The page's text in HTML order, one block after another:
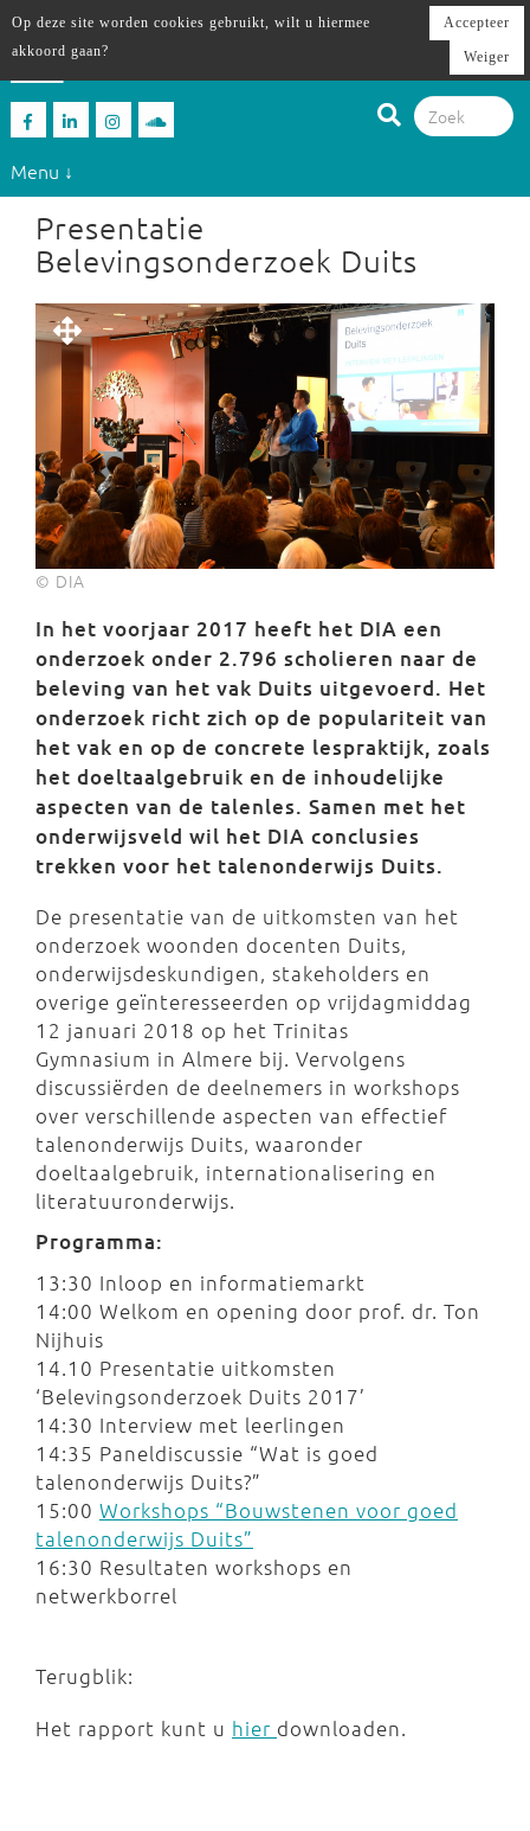
Menu ↓
Presentatie
Belevingsonderzoek Duits
© DIA
In het voorjaar 2017 heeft het DIA een
onderzoek onder 2.796 scholieren naar de
beleving van het vak Duits uitgevoerd. Het
onderzoek richt zich op de populariteit van
het vak en op de concrete lespraktijk, zoals
het doeltaalgebruik en de inhoudelijke
aspecten van de talenles. Samen met het
onderwijsveld wil het DIA conclusies
trekken voor het talenonderwijs Duits.
De presentatie van de uitkomsten van het
onderzoek woonden docenten Duits,
onderwijsdeskundigen, stakeholders en
overige geïnteresseerden op vrijdagmiddag
12 januari 2018 op het Trinitas
Gymnasium in Almere bij. Vervolgens
discussiërden de deelnemers in workshops
over verschillende aspecten van effectief
talenonderwijs Duits, waaronder
doeltaalgebruik, internationalisering en
literatuuronderwijs.
Programma:
13:30 Inloop en informatiemarkt
14:00 Welkom en opening door prof. dr. Ton
Nijhuis
14.10 Presentatie uitkomsten
‘Belevingsonderzoek Duits 2017’
14:30 Interview met leerlingen
14:35 Paneldiscussie “Wat is goed
talenonderwijs Duits?”
15:00 Workshops “Bouwstenen voor goed
talenonderwijs Duits”
16:30 Resultaten workshops en
netwerkborrel
Terugblik:
Het rapport kunt u hier downloaden.
Op deze site worden cookies gebruikt, wilt u hiermee
akkoord gaan?
Accepteer
Weiger